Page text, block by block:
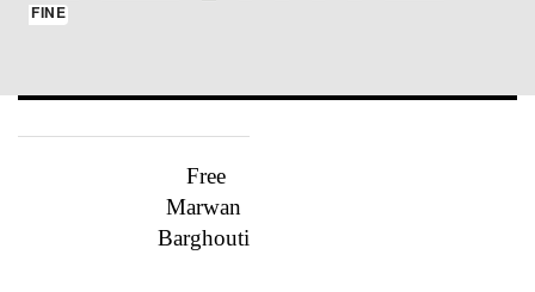
FINE
Free
Marwan
Barghouti